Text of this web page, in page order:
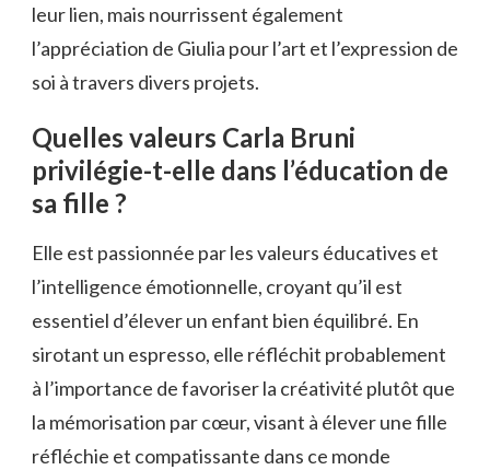
leur lien, mais nourrissent également
l’appréciation de Giulia pour l’art et l’expression de
soi à travers divers projets.
Quelles valeurs Carla Bruni
privilégie-t-elle dans l’éducation de
sa fille ?
Elle est passionnée par les valeurs éducatives et
l’intelligence émotionnelle, croyant qu’il est
essentiel d’élever un enfant bien équilibré. En
sirotant un espresso, elle réfléchit probablement
à l’importance de favoriser la créativité plutôt que
la mémorisation par cœur, visant à élever une fille
réfléchie et compatissante dans ce monde